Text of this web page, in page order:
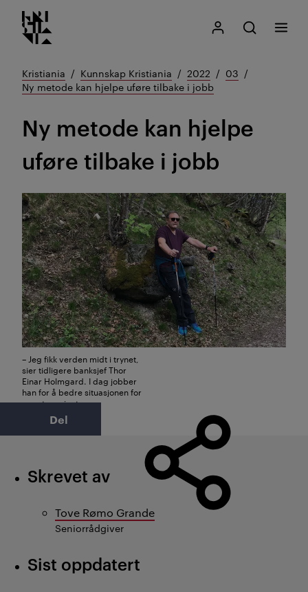
Gå
til
Kristiania logo
Mitt Kristiania
Åpne søk
Søk
Meny
Kristiania Kunnskap Kristiania 2022
03
Ny metode kan hjelpe uføre tilbake i jobb
Ny metode kan hjelpe
uføre tilbake i jobb
– Jeg fikk verden midt i trynet,
sier tidligere banksjef Thor
Einar Holmgard. I dag jobber
han for å bedre situasjonen for
smertepasienter.
Foto: Privat
Del
Skrevet av
Tove Rømo Grande
Seniorrådgiver
Sist oppdatert